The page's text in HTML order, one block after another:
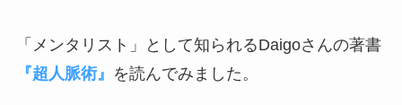
「メンタリスト」として知られるDaigoさんの著書
『超人脈術』 を読んでみました。